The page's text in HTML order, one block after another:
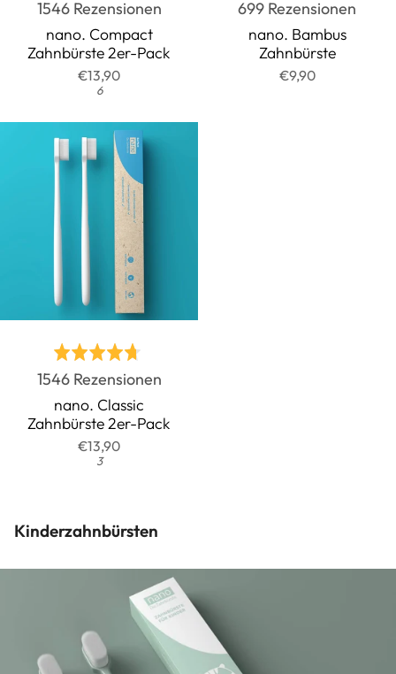
mit
4.7
von
5
1546 RezensionenBasierend
1546
nano. Compact
Zahnbürste 2er-Pack
€13,90
6
mit
4.7
von
5
699 Rezensionen
nano. Bambus
Zahnbürste
€9,90
Bewertet
mit
4.7
von
5
1546 RezensionenBasierend
1546
nano. Classic
Zahnbürste 2er-Pack
€13,90
3
Kinderzahnbürsten